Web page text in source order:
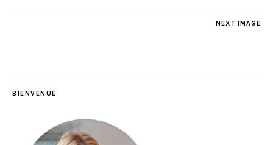
NEXT IMAGE
BIENVENUE